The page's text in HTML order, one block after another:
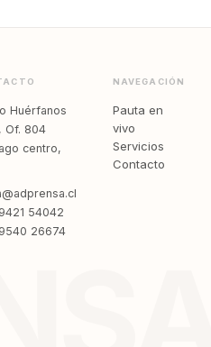
Huérfanos
Of. 804
centro,
54042
26674
NAVEGACIÓN
Pauta en
vivo
Servicios
Contacto